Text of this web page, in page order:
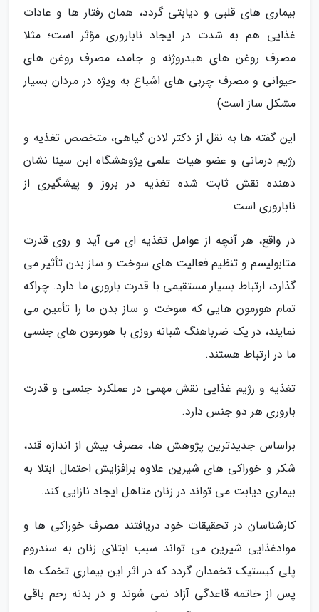
بیماری های قلبی و دیابتی گردد، همان رفتار ها و عادات
غذایی هم به شدت در ایجاد ناباروری مؤثر است؛ مثلا
مصرف روغن های هیدروژنه و جامد، مصرف روغن های
حیوانی و مصرف چربی های اشباع به ویژه در مردان بسیار
مشکل ساز است)
این گفته ها به نقل از دکتر لادن گیاهی، متخصص تغذیه و
رژیم درمانی و عضو هیات علمی پژوهشگاه ابن سینا نشان
دهنده نقش ثابت شده تغذیه در بروز و پیشگیری از
ناباروری است.
در واقع، هر آنچه از عوامل تغذیه ای می آید و روی قدرت
متابولیسم و تنظیم فعالیت های سوخت و ساز بدن تأثیر می
گذارد، ارتباط بسیار مستقیمی با قدرت باروری ما دارد. چراکه
تمام هورمون هایی که سوخت و ساز بدن ما را تأمین می
نمایند، در یک ضرباهنگ شبانه روزی با هورمون های جنسی
ما در ارتباط هستند.
تغذیه و رژیم غذایی نقش مهمی در عملکرد جنسی و قدرت
باروری هر دو جنس دارد.
براساس جدیدترین پژوهش ها، مصرف بیش از اندازه قند،
شکر و خوراکی های شیرین علاوه برافزایش احتمال ابتلا به
بیماری دیابت می تواند در زنان متاهل ایجاد نازایی کند.
کارشناسان در تحقیقات خود دریافتند مصرف خوراکی ها و
موادغذایی شیرین می تواند سبب ابتلای زنان به سندروم
پلی کیستیک تخمدان گردد که در اثر این بیماری تخمک ها
پس از خاتمه قاعدگی آزاد نمی شوند و در بدنه رحم باقی